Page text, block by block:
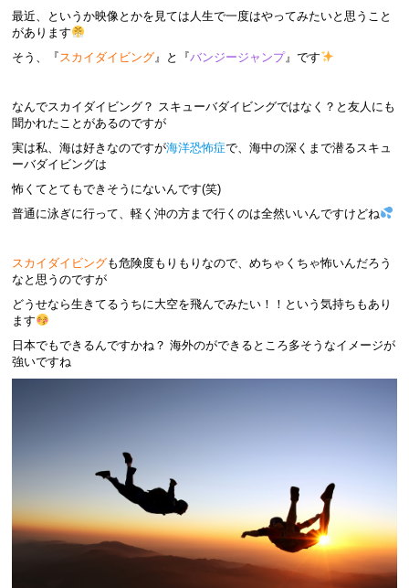
最近、というか映像とかを見ては人生で一度はやってみたいと思うこと
があります
そう、『スカイダイビング』と『バンジージャンプ』です
なんでスカイダイビング？ スキューバダイビングではなく？と友人にも
聞かれたことがあるのですが
実は私、海は好きなのですが海洋恐怖症で、海中の深くまで潜るスキュ
ーバダイビングは
怖くてとてもできそうにないんです(笑)
普通に泳ぎに行って、軽く沖の方まで行くのは全然いいんですけどね
スカイダイビングも危険度もりもりなので、めちゃくちゃ怖いんだろう
なと思うのですが
どうせなら生きてるうちに大空を飛んでみたい！！という気持ちもあり
ます
日本でもできるんですかね？ 海外のができるところ多そうなイメージが
強いですね